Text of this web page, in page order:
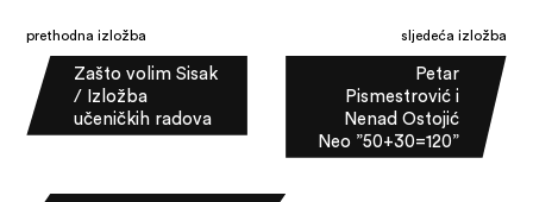
prethodna izložba sljedeća izložba
Zašto volim Sisak
/ Izložba
učeničkih radova
Petar
Pismestrović i
Nenad Ostojić
Neo ”50+30=120”